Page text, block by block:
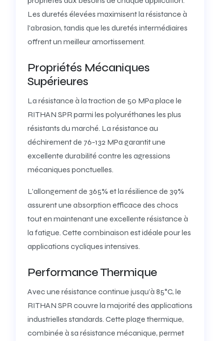
Les duretés élevées maximisent la résistance à
l’abrasion, tandis que les duretés intermédiaires
offrent un meilleur amortissement.
Propriétés Mécaniques
Supérieures
La résistance à la traction de 50 MPa place le
RITHAN SPR parmi les polyuréthanes les plus
résistants du marché. La résistance au
déchirement de 76-132 MPa garantit une
excellente durabilité contre les agressions
mécaniques ponctuelles.
L’allongement de 365% et la résilience de 39%
assurent une absorption efficace des chocs
tout en maintenant une excellente résistance à
la fatigue. Cette combinaison est idéale pour les
applications cycliques intensives.
Performance Thermique
Avec une résistance continue jusqu’à 85°C, le
RITHAN SPR couvre la majorité des applications
industrielles standards. Cette plage thermique,
combinée à sa résistance mécanique, permet